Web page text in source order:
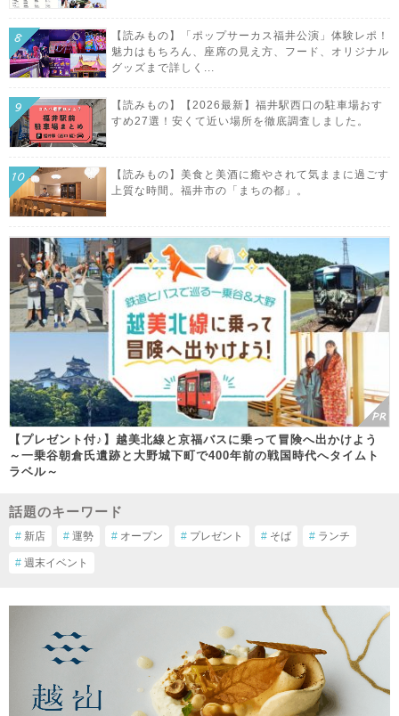
【読みもの】「ポップサーカス福井公演」体験レポ！
魅力はもちろん、座席の見え方、フード、オリジナル
グッズまで詳しく...
【読みもの】【2026最新】福井駅西口の駐車場おす
すめ27選！安くて近い場所を徹底調査しました。
【読みもの】美食と美酒に癒やされて気ままに過ごす
上質な時間。福井市の「まちの都」。
【プレゼント付♪】越美北線と京福バスに乗って冒険へ出かけよう
～一乗谷朝倉氏遺跡と大野城下町で400年前の戦国時代へタイムト
ラベル～
話題のキーワード
# 新店 # 運勢 # オープン # プレゼント # そば # ランチ
# 週末イベント